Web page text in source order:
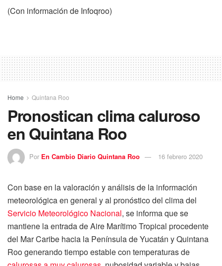
(Con información de Infoqroo)
Home Quintana Roo
Pronostican clima caluroso
en Quintana Roo
Por En Cambio Diario Quintana Roo 16 febrero 2020
Con base en la valoración y análisis de la información
meteorológica en general y al pronóstico del clima del
Servicio Meteorológico Nacional, se informa que se
mantiene la entrada de Aire Marítimo Tropical procedente
del Mar Caribe hacia la Península de Yucatán y Quintana
Roo generando tiempo estable con temperaturas de